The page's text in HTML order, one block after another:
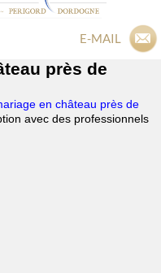
E-MAIL
près de
en château près de
avec des professionnels